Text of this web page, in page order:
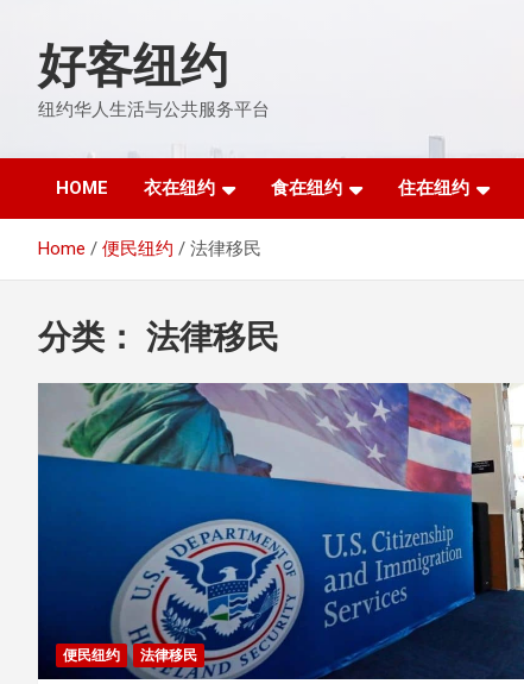
content好客纽约
纽约华人生活与公共服务平台
HOME 衣在纽约 食在纽约 住在纽约
Home 便民纽约 法律移民
分类： 法律移民
便民纽约 法律移民